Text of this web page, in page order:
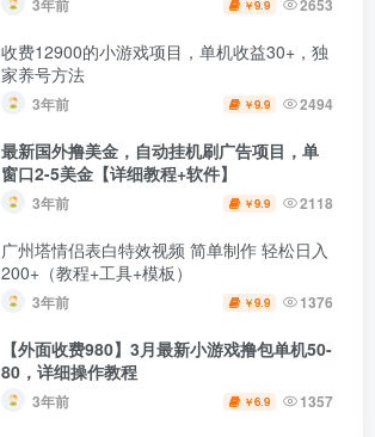
3年前 ￥9.9 2653
收费12900的小游戏项目，单机收益30+，独
家养号方法
3年前 ￥9.9 2494
最新国外撸美金，自动挂机刷广告项目，单
窗口2-5美金【详细教程+软件】
3年前 ￥9.9 2118
广州塔情侣表白特效视频 简单制作 轻松日入
200+（教程+工具+模板）
3年前 ￥9.9 1376
【外面收费980】3月最新小游戏撸包单机50-
80，详细操作教程
3年前 ￥6.9 1357